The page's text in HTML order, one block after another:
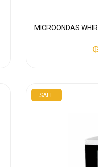
MICROONDAS
SALE